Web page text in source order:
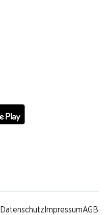
Datenschutz ImpressumAGB